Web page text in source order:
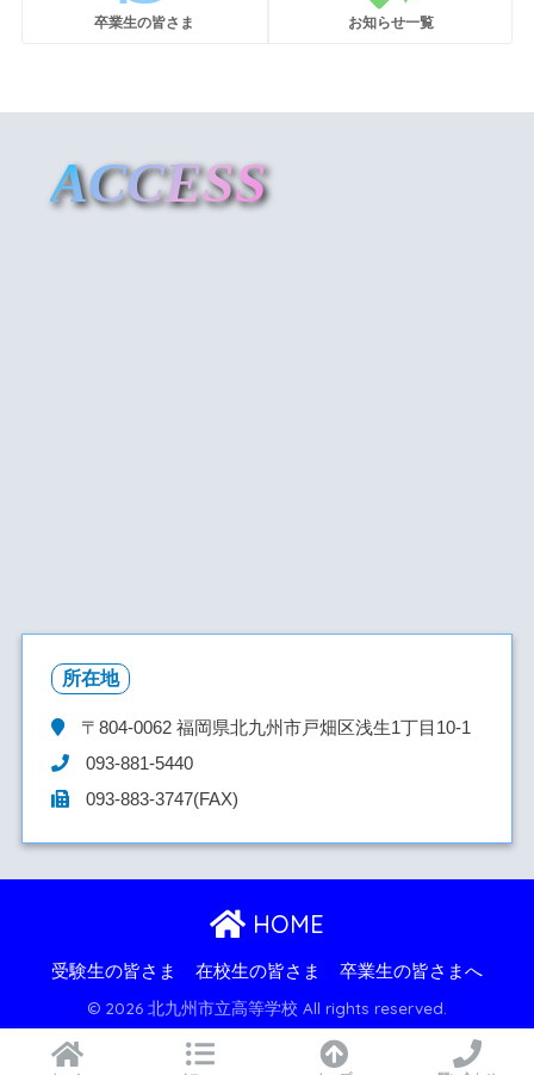
卒業生の皆さま お知らせ一覧
ACCESS
所在地
〒804-0062福岡県北九州市戸畑区浅生1丁目10-1
093-881-5440
093-883-3747(FAX)
HOME
受験生の皆さま 在校生の皆さま 卒業生の皆さまへ
© 2026 北九州市立高等学校 All rights reserved.